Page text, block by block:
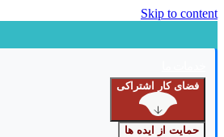
Skip to content
فضای کار اشتراکی
حمایت از ایده ها